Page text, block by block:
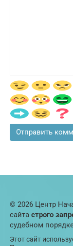
© 2026 Центр
сайта строго
судебном
Этот сайт